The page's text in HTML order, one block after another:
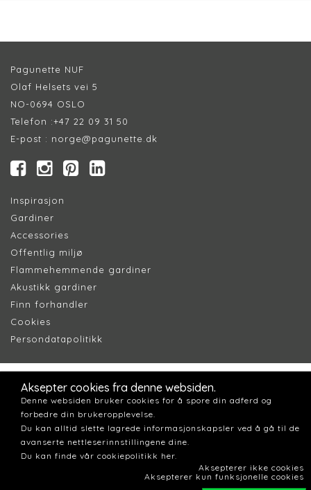
Pagunette NUF
Olaf Helsets vei 5
NO-0694 OSLO
Telefon :+47 22 09 31 50
E-post : norge@pagunette.dk
Inspirasjon
Gardiner
Accessories
Offentlig miljø
Flammehemmende gardiner
Akustikk gardiner
Finn forhandler
Cookies
Persondatapolitikk
Aksepter cookies fra denne websiden.
Denne websiden bruker cookies for å spore din adferd og
forbedre din brukeropplevelse.
Du kan alltid slette lagrede informasjonskapsler ved å gå til de
avanserte nettleserinnstillingene dine.
Du kan finde vår cookiepolitikk her.
Aksepterer ikke cookies
Aksepterer kun funksjonelle cookies